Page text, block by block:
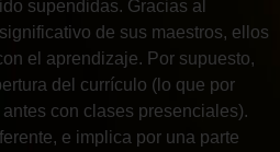
supendidas. Gracias al
de sus maestros, ellos
el aprendizaje. Por supuesto,
del currículo (lo que por
con clases presenciales).
e implica por una parte